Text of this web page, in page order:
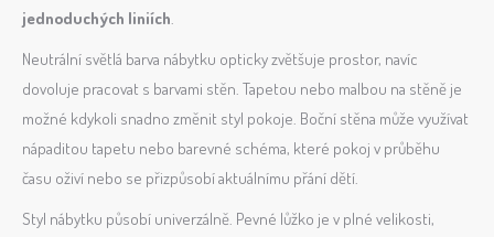
jednoduchých liniích.
Neutrální světlá barva nábytku opticky zvětšuje prostor, navíc
dovoluje pracovat s barvami stěn. Tapetou nebo malbou na stěně je
možné kdykoli snadno změnit styl pokoje. Boční stěna může využívat
nápaditou tapetu nebo barevné schéma, které pokoj v průběhu
času oživí nebo se přizpůsobí aktuálnímu přání dětí.
Styl nábytku působí univerzálně. Pevné lůžko je v plné velikosti,